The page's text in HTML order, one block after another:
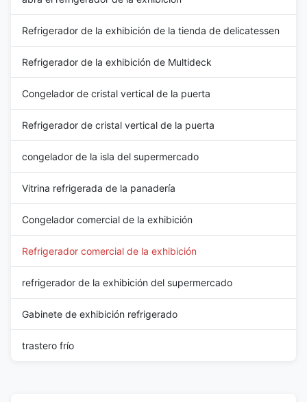
Refrigerador de la exhibición de la tienda de delicatessen
Refrigerador de la exhibición de Multideck
Congelador de cristal vertical de la puerta
Refrigerador de cristal vertical de la puerta
congelador de la isla del supermercado
Vitrina refrigerada de la panadería
Congelador comercial de la exhibición
Refrigerador comercial de la exhibición
refrigerador de la exhibición del supermercado
Gabinete de exhibición refrigerado
trastero frío